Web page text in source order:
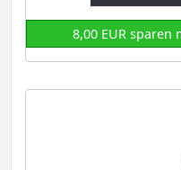
8,00 EUR